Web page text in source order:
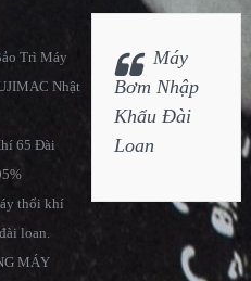
Trì Máy
Nhật
65 Đài
thổi khí
loan.
MÁY
Máy
Bơm Nhập
Khẩu Đài
Loan